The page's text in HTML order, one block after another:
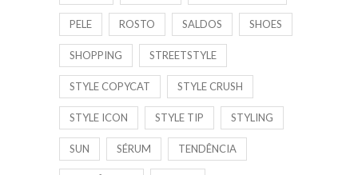
PELE ROSTO SALDOS SHOES
SHOPPING STREETSTYLE
STYLE COPYCAT STYLE CRUSH
STYLE ICON STYLE TIP STYLING
SUN SÉRUM TENDÊNCIA